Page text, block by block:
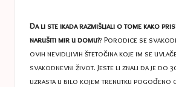
Da li ste ikada razmišljali o tome kako
narušiti mir u domu?? Porodice se
ovih nevidljivih štetočina koje im se
svakodnevni život. Jeste li znali da je do
uzrasta u bilo kojem trenutku pogođeno